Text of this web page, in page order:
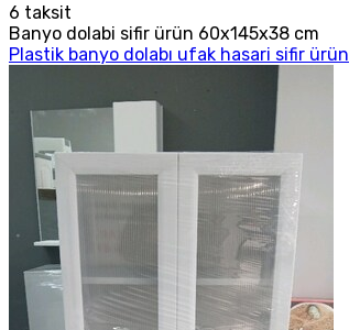
6 taksit
Banyo dolabi sifir ürün 60x145x38 cm
Plastik banyo dolabı ufak hasari sifir ürün